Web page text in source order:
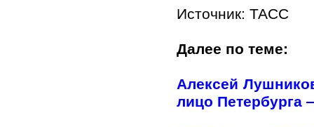
Источник: ТАСС
Далее по теме:
Алексей
лицо Петербурга